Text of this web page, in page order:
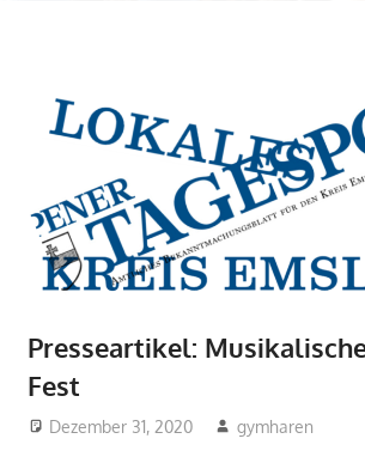
Presseartikel:
Fest
Dezember 31, 2020 gymharen